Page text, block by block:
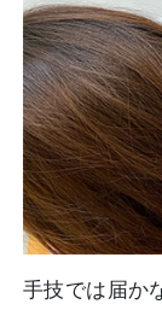
手技では届か